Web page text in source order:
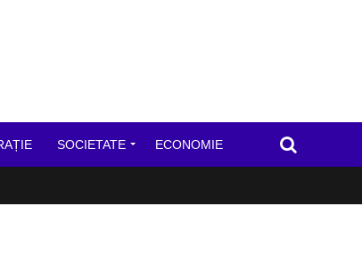
SOCIETATE ECONOMIE